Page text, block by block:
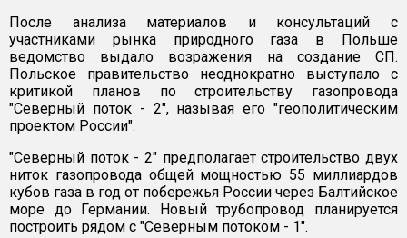
После анализа материалов и консультаций с
участниками рынка природного газа в Польше
ведомство выдало возражения на создание СП.
Польское правительство неоднократно выступало с
критикой планов по строительству газопровода
"Северный поток - 2", называя его "геополитическим
проектом России".
"Северный поток - 2" предполагает строительство двух
ниток газопровода общей мощностью 55 миллиардов
кубов газа в год от побережья России через Балтийское
море до Германии. Новый трубопровод планируется
построить рядом с "Северным потоком - 1".